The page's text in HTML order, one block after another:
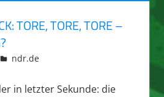
TORE, TORE, TORE –
integromat
ndr.de
in letzter Sekunde: die